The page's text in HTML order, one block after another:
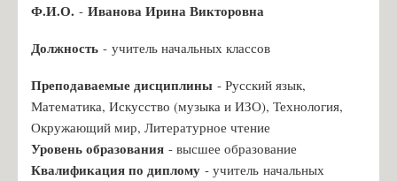
Амосёнок Н.Л., учитель математики
Дедова Т.В., учитель математики
Григорьева Г.И., учитель русского языка
Иванова С.А., учитель русского языка
Чернявская К.А., учитель русского языка
Новик Ю.Ю., учитель русского языка
Ф.И.О. - Иванова Ирина Викторовна
Должность - учитель начальных классов
Преподаваемые дисциплины - Русский язык,
Математика, Искусство (музыка и ИЗО), Технология,
Окружающий мир, Литературное чтение
Уровень образования - высшее образование
Квалификация по диплому - учитель начальных